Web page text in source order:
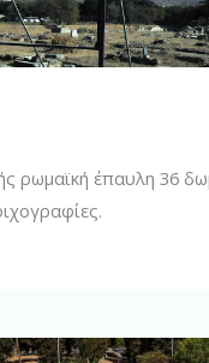
ρωμαϊκή έπαυλη 36